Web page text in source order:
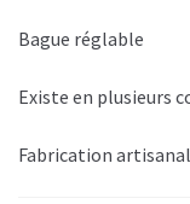
Bague réglable
Existe en plusieurs
Fabrication